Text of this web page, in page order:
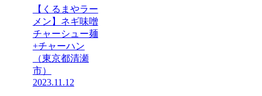
【くるまやラー
メン】ネギ味噌
チャーシュー麺
+チャーハン
（東京都清瀬
市）
2023.11.12